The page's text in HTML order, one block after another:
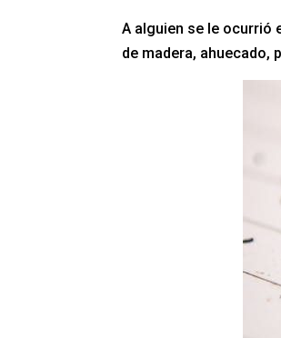
A alguien se le ocurrió
de madera, ahuecado,